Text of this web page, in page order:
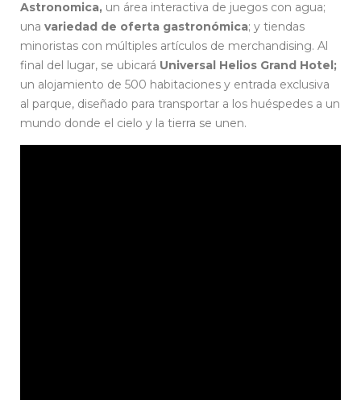
Astronomica, un área interactiva de juegos con agua;
una variedad de oferta gastronómica; y tiendas
minoristas con múltiples artículos de merchandising. Al
final del lugar, se ubicará Universal Helios Grand Hotel;
un alojamiento de 500 habitaciones y entrada exclusiva
al parque, diseñado para transportar a los huéspedes a un
mundo donde el cielo y la tierra se unen.